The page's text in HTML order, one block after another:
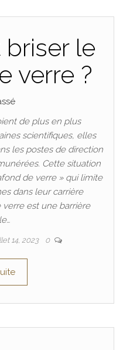
le
verre ?
de plus en plus
scientifiques, elles
les postes de direction
Cette situation
de verre » qui limite
dans leur carrière
est une barrière
14, 2023 0